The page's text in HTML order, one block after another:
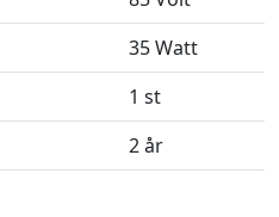
35 Watt
1 st
2 år